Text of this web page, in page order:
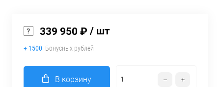
339 950 ₽ / шт
+ 1500 Бонусных рублей
В корзину